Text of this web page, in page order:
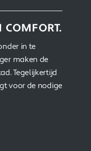
in te
maken de
Tegelijkertijd
voor de nodige